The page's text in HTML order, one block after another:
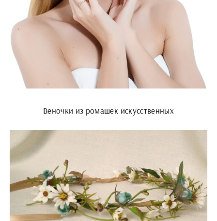
Веночки из ромашек искусственных